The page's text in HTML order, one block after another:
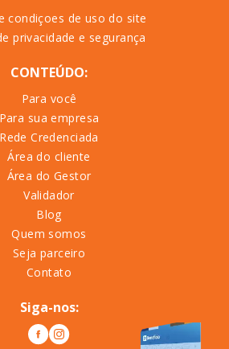
condiçoes de uso do site
privacidade e segurança
CONTEÚDO:
Para você
Para sua empresa
Rede Credenciada
Área do cliente
Área do Gestor
Validador
Blog
Quem somos
Seja parceiro
Contato
Siga-nos: